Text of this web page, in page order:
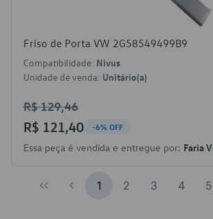
Friso de Porta VW 2G58549499B9
Compatibilidade: Nivus
Unidade de venda: Unitário(a)
R$ 129,46
R$ 121,40 -6% OFF
Essa peça é vendida e entregue por: Faria
1 2 3 4 5